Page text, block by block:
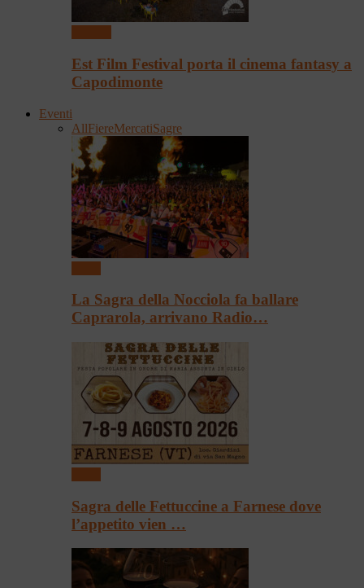
Est Film Festival porta il cinema fantasy a
Capodimonte
Eventi
AllFiereMercatiSagre
La Sagra della Nocciola fa ballare
Caprarola, arrivano Radio…
Sagra delle Fettuccine a Farnese dove
l’appetito vien …